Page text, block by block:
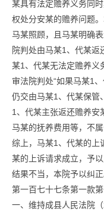
某具有法定赡养义务同
权处分安某的赡养问题
马某照顾，且马某明确
院判处由马某1、代某返
某1、代某无法定赡养义
审法院判处“如果马某1
仍交由马某1、代某保管
1、代某主张返还赡养安
马某的抚养费用等，不属
综上，马某1、代某的上
某的上诉请求成立，予
结果不当，本院予以纠
第一百七十七条第一款
一、维持成县人民法院